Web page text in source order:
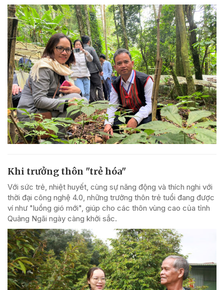
Khi trưởng thôn "trẻ hóa"
Với sức trẻ, nhiệt huyết, cùng sự năng động và thích nghi với
thời đại công nghệ 4.0, những trưởng thôn trẻ tuổi đang được
ví như "luồng gió mới", giúp cho các thôn vùng cao của tỉnh
Quảng Ngãi ngày càng khởi sắc.